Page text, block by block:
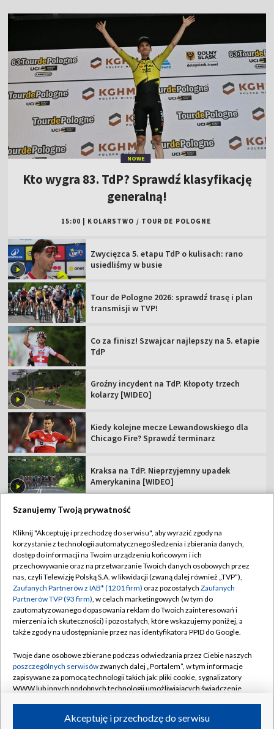
NOWE
Kto wygra 83. TdP? Sprawdź klasyfikację
generalną!
15:00 KOLARSTWO / TOUR DE POLOGNE
Zwycięzca 5. etapu TdP o kulisach: rano
usiedliśmy w busie
Tour de Pologne 2026: sprawdź trasę i plan
transmisji w TVP!
Co za finisz! Szwajcar najlepszy na 5. etapie
TdP
Groźny incydent na TdP. Kłopoty trzech
kolarzy [WIDEO]
Kiedy kolejne mecze Lewandowskiego dla
Chicago Fire? Sprawdź terminarz
Kraksa na TdP. Nieprzyjemny upadek
Amerykanina [WIDEO]
TVP
Abonament TVP
Sklep TVP
Biuro Reklamy
Oferta Handlowa
Emisja w TVP
Rada Programowa
Ogłoszenia przetargowe
Akademia Telewizyjna
Regulamin TVP
Polityka prywatności
Moje zgody
Biuro reklamy
Kanały
©2026 Telewizja Polska Spółka Akcyjna w likwidacji
Szanujemy Twoją prywatność
Kliknij "Akceptuję i przechodzę do serwisu", aby wyrazić zgody na
korzystanie z technologii automatycznego śledzenia i zbierania danych,
dostęp do informacji na Twoim urządzeniu końcowym i ich
przechowywanie oraz na przetwarzanie Twoich danych osobowych przez
nas, czyli Telewizję Polską S.A. w likwidacji (zwaną dalej również „TVP”),
Zaufanych Partnerów z IAB* (1201 firm) oraz pozostałych Zaufanych
Partnerów TVP (93 firm), w celach marketingowych (w tym do
zautomatyzowanego dopasowania reklam do Twoich zainteresowań i
mierzenia ich skuteczności) i pozostałych, które wskazujemy poniżej, a
także zgody na udostępnianie przez nas identyfikatora PPID do Google.
Twoje dane osobowe zbierane podczas odwiedzania przez Ciebie naszych
poszczególnych serwisówzwanych dalej „Portalem”, w tym informacje
zapisywane za pomocą technologii takich jak: pliki cookie, sygnalizatory
WWW lub innych podobnych technologii umożliwiających świadczenie
ruchu w Internecie.Akceptuję i przechodzę do serwisu